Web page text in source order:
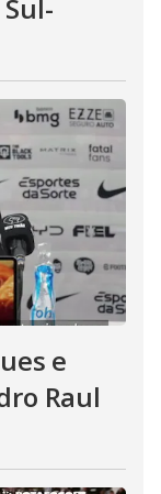
e
Raul